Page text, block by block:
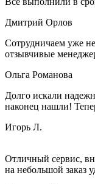
Дмитрий Орлов
Сотрудничаем уже
отзывчивые
Ольга Романова
Долго искали
наконец нашли!
Игорь Л.
Отличный сервис,
на небольшой заказ